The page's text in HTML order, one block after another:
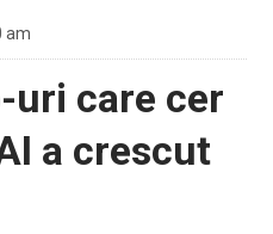
am
uri care cer
a crescut